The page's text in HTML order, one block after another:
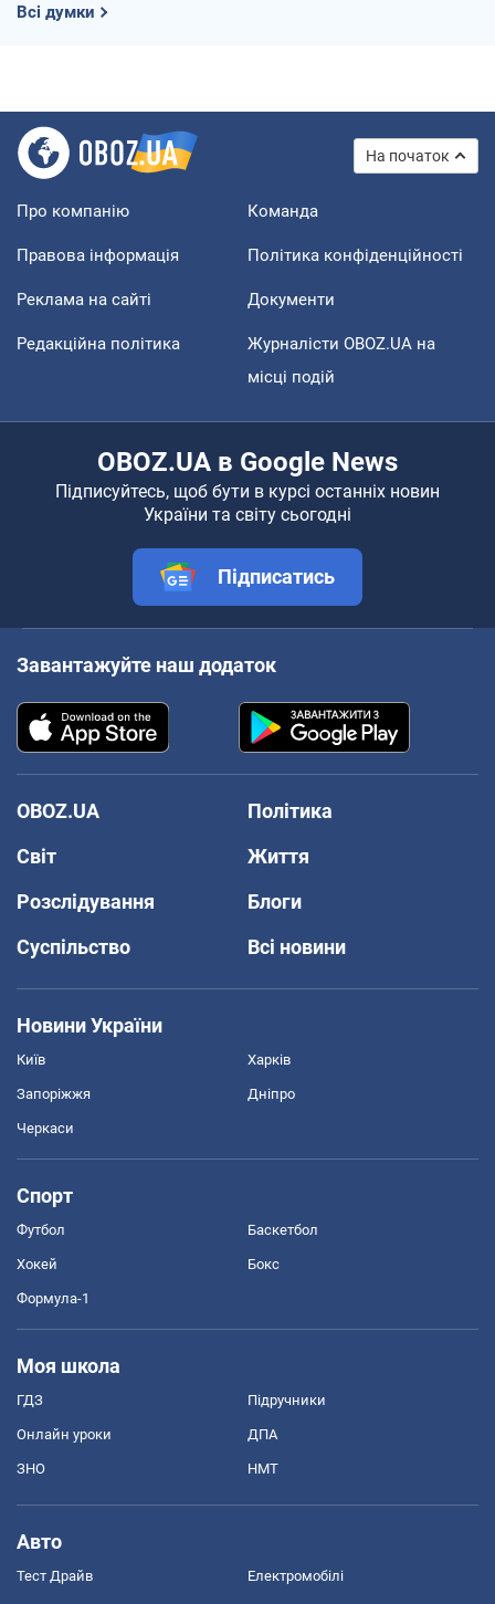
Всі думки
На початок
Про компанію Команда
Правова інформація Політика конфіденційності
Реклама на сайті Документи
Редакційна політика
Журналісти OBOZ.UA на
місці подій
OBOZ.UA в Google News
Підписуйтесь, щоб бути в курсі останніх новин
України та світу сьогодні
Підписатись
Завантажуйте наш додаток
OBOZ.UA
Політика
Світ
Життя
Розслідування
Блоги
Суспільство
Всі новини
Новини України
Київ Харків
Запоріжжя Дніпро
Черкаси
Спорт
Футбол Баскетбол
Хокей Бокс
Формула-1
Моя школа
ГДЗ Підручники
Онлайн уроки ДПА
ЗНО НМТ
Авто
Тест Драйв Електромобілі